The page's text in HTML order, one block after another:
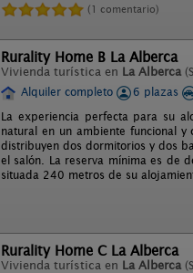
(1 comentario)
Rurality Home B La Alberca
Vivienda turística en La Alberca
Alquiler completo
6 plazas
La experiencia perfecta para su
natural en un ambiente funcional
distribuyen dos dormitorios y dos
el salón. La reserva mínima es de
situada 240 metros de su
Rurality Home C La Alberca
Vivienda turística en La Alberca